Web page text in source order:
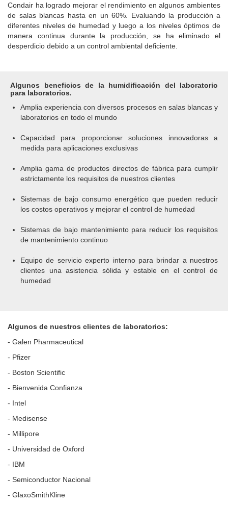
Condair ha logrado mejorar el rendimiento en algunos ambientes
de salas blancas hasta en un 60%. Evaluando la producción a
diferentes niveles de humedad y luego a los niveles óptimos de
manera continua durante la producción, se ha eliminado el
desperdicio debido a un control ambiental deficiente.
Algunos beneficios de la humidificación del laboratorio
para laboratorios.
Amplia experiencia con diversos procesos en salas blancas y
laboratorios en todo el mundo
Capacidad para proporcionar soluciones innovadoras a
medida para aplicaciones exclusivas
Amplia gama de productos directos de fábrica para cumplir
estrictamente los requisitos de nuestros clientes
Sistemas de bajo consumo energético que pueden reducir
los costos operativos y mejorar el control de humedad
Sistemas de bajo mantenimiento para reducir los requisitos
de mantenimiento continuo
Equipo de servicio experto interno para brindar a nuestros
clientes una asistencia sólida y estable en el control de
humedad
Algunos de nuestros clientes de laboratorios:
- Galen Pharmaceutical
- Pfizer
- Boston Scientific
- Bienvenida Confianza
- Intel
- Medisense
- Millipore
- Universidad de Oxford
- IBM
- Semiconductor Nacional
- GlaxoSmithKline